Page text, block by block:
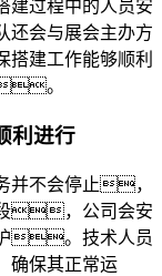
过程中的人员安
会与展会主办方
建工作能够顺利
。
利进行
并不会停止，
，公司会安
护。技术人员
保其正常运